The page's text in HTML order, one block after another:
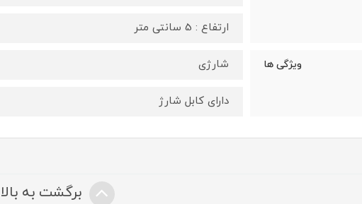
ارتفاع : 5 سانتی متر
ویژگی ها شارژی
دارای کابل شارژ
برگشت به بالا